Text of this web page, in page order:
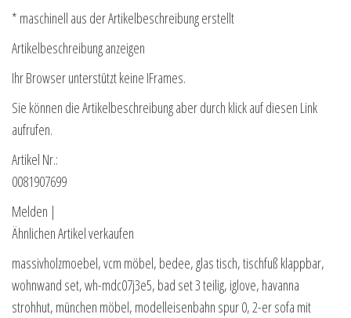
* maschinell aus der Artikelbeschreibung erstellt
Artikelbeschreibung anzeigen
Ihr Browser unterstützt keine IFrames.
Sie können die Artikelbeschreibung aber durch klick auf diesen Link
aufrufen.
Artikel Nr.:
0081907699
Melden |
Ähnlichen Artikel verkaufen
massivholzmoebel, vcm möbel, bedee, glas tisch, tischfuß klappbar,
wohnwand set, wh-mdc07j3e5, bad set 3 teilig, iglove, havanna
strohhut, münchen möbel, modelleisenbahn spur 0, 2-er sofa mit